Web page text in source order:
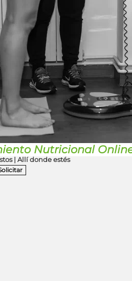
Nutricional
| Allí donde estés